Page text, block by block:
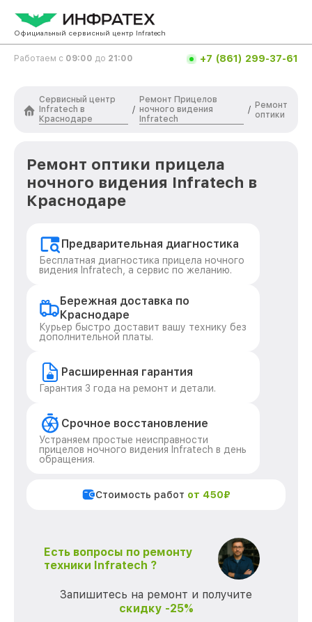
Официальный сервисный центр Infratech
Работаем с 09:00 до 21:00 +7 (861) 299-37-61
Сервисный центр
Infratech в
Краснодаре
/
Ремонт Прицелов
ночного видения
Infratech
/ Ремонт
оптики
Ремонт оптики прицела
ночного видения Infratech в
Краснодаре
Предварительная диагностика
Бесплатная диагностика прицела ночного
видения Infratech, а сервис по желанию.
Бережная доставка по
Краснодаре
Курьер быстро доставит вашу технику без
дополнительной платы.
Расширенная гарантия
Гарантия 3 года на ремонт и детали.
Срочное восстановление
Устраняем простые неисправности
прицелов ночного видения Infratech в день
обращения.
Стоимость работ от 450₽
Есть вопросы по ремонту
техники Infratech ?
Запишитесь на ремонт и получите
скидку -25%